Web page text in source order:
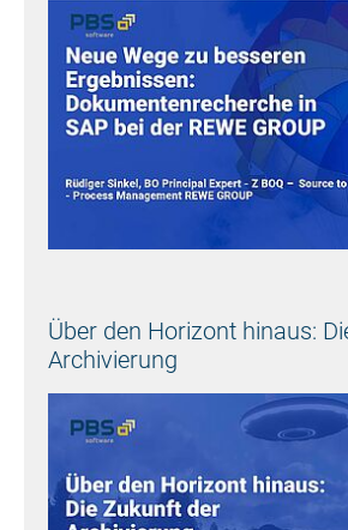
Über den Horizont hinaus:
Archivierung